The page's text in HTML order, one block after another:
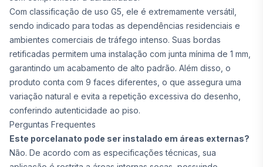
Com classificação de uso G5, ele é extremamente versátil,
sendo indicado para todas as dependências residenciais e
ambientes comerciais de tráfego intenso. Suas bordas
retificadas permitem uma instalação com junta mínima de 1 mm,
garantindo um acabamento de alto padrão. Além disso, o
produto conta com 9 faces diferentes, o que assegura uma
variação natural e evita a repetição excessiva do desenho,
conferindo autenticidade ao piso.
Perguntas Frequentes
Este porcelanato pode ser instalado em áreas externas?
Não. De acordo com as especificações técnicas, sua